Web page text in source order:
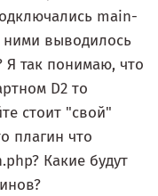
main-
выводилось
Я так понимаю, что
D2 то
стоит "свой"
плагин что
Какие будут